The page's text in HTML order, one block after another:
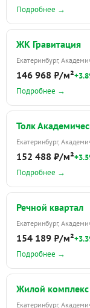
Подробнее →
ЖК Гравитация
Екатеринбург,
146 968 ₽/м²
Подробнее →
Толк
Екатеринбург,
152 488 ₽/м²
Подробнее →
Речной квартал
Екатеринбург,
154 189 ₽/м²
Подробнее →
Жилой
Екатеринбург,